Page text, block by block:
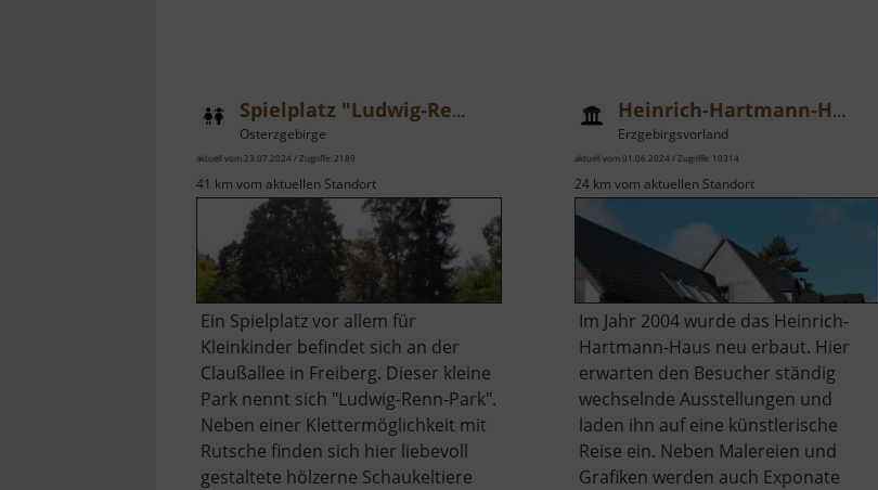
Spielplatz "Ludwig-Renn-Park"
Osterzgebirge
aktuell vom 23.07.2024 / Zugriffe: 2189
41 km vom aktuellen Standort
Ein Spielplatz vor allem für
Kleinkinder befindet sich an der
Claußallee in Freiberg. Dieser kleine
Park nennt sich "Ludwig-Renn-Park".
Neben einer Klettermöglichkeit mit
Rutsche finden sich hier liebevoll
gestaltete hölzerne Schaukeltiere
Heinrich-Hartmann-Haus
Erzgebirgsvorland
aktuell vom 01.06.2024 / Zugriffe: 10314
24 km vom aktuellen Standort
Im Jahr 2004 wurde das Heinrich-
Hartmann-Haus neu erbaut. Hier
erwarten den Besucher ständig
wechselnde Ausstellungen und
laden ihn auf eine künstlerische
Reise ein. Neben Malereien und
Grafiken werden auch Exponate